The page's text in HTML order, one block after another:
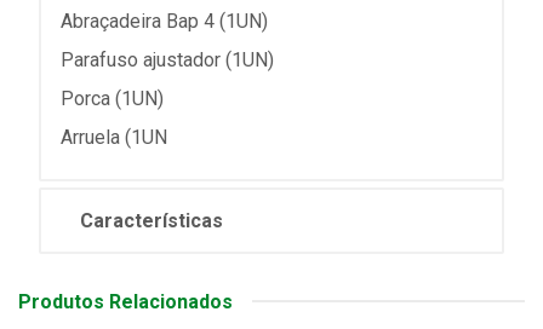
Abraçadeira Bap 4 (1UN)
Parafuso ajustador (1UN)
Porca (1UN)
Arruela (1UN
Características
Produtos Relacionados